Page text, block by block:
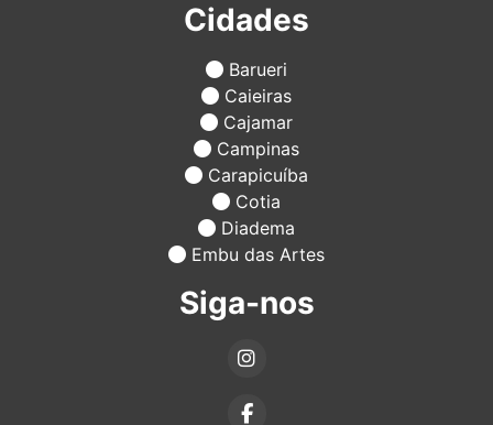
Cidades
Barueri
Caieiras
Cajamar
Campinas
Carapicuíba
Cotia
Diadema
Embu das Artes
Siga-nos